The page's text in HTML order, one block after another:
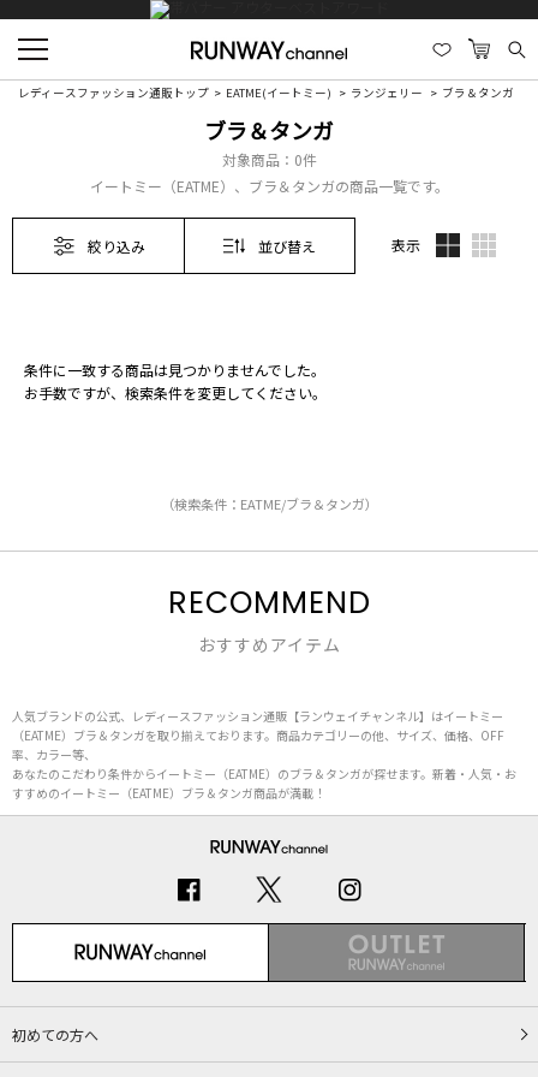
レディースファッション通販トップ EATME(イートミー) ランジェリー ブラ＆タンガ
ブラ＆タンガ
対象商品： 0件
イートミー（EATME）、ブラ＆タンガの商品一覧です。
絞り込み 並び替え 表示
条件に一致する商品は見つかりませんでした。
お手数ですが、検索条件を変更してください。
（検索条件：EATME/ブラ＆タンガ）
RECOMMEND
おすすめアイテム
人気ブランドの公式、レディースファッション通販【ランウェイチャンネル】はイートミー
（EATME）ブラ＆タンガを取り揃えております。商品カテゴリーの他、サイズ、価格、OFF
率、カラー等、
あなたのこだわり条件からイートミー（EATME）のブラ＆タンガが探せます。新着・人気・お
すすめのイートミー（EATME）ブラ＆タンガ商品が満載！
初めての方へ